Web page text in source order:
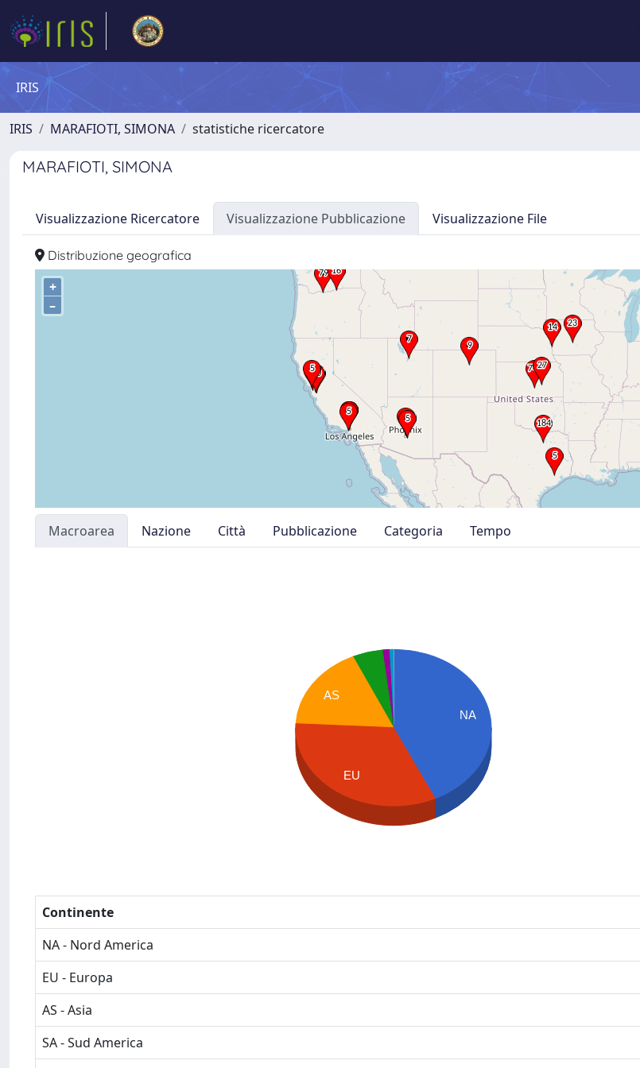
IRIS
IRIS MARAFIOTI, SIMONA statistiche ricercatore
MARAFIOTI, SIMONA
Visualizzazione Ricercatore Visualizzazione Pubblicazione Visualizzazione File
Distribuzione geografica
+
–
Macroarea Nazione Città Pubblicazione Categoria
Tempo
NA
AS
EU
Continente
NA - Nord America
EU - Europa
AS - Asia
SA - Sud America